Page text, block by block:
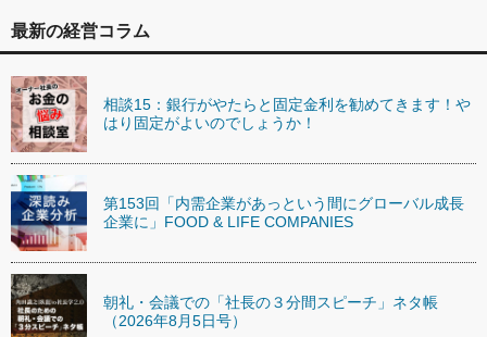
最新の経営コラム
相談15：銀行がやたらと固定金利を勧めてきます！や
はり固定がよいのでしょうか！
第153回「内需企業があっという間にグローバル成長
企業に」FOOD & LIFE COMPANIES
朝礼・会議での「社長の３分間スピーチ」ネタ帳
（2026年8月5日号）